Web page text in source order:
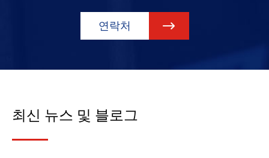
연락처 
최신 뉴스 및 블로그